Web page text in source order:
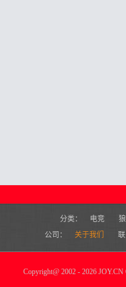
分类： 电竞
公司：
关于我们
Copyright@2002 - 2026 JOY.CN